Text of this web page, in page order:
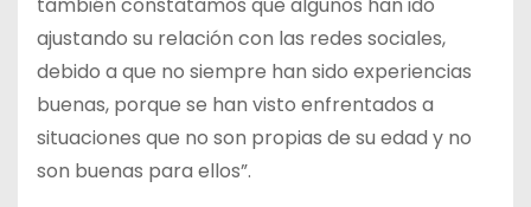
también constatamos que algunos han ido
ajustando su relación con las redes sociales,
debido a que no siempre han sido experiencias
buenas, porque se han visto enfrentados a
situaciones que no son propias de su edad y no
son buenas para ellos”.